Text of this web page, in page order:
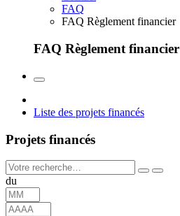
FAQ
FAQ Règlement financier
FAQ Règlement financier
Liste des projets financés
Projets financés
du